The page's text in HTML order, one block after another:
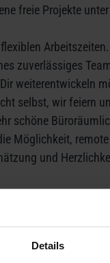
Details
freie Projekte
Arbeitszeiten.
zuverlässiges
weiterentwickeln
selbst, wir feiern
schöne
Möglichkeit,
und
vier Jahre